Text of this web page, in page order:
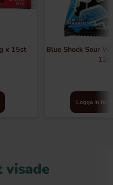
x 15st
Blue Shock Sour
12st
Logga in för
visade